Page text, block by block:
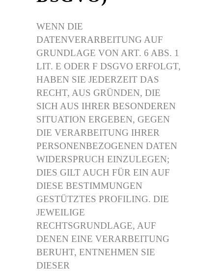
WENN DIE
DATENVERARBEITUNG AUF
GRUNDLAGE VON ART. 6 ABS. 1
LIT. E ODER F DSGVO ERFOLGT,
HABEN SIE JEDERZEIT DAS
RECHT, AUS GRÜNDEN, DIE
SICH AUS IHRER BESONDEREN
SITUATION ERGEBEN, GEGEN
DIE VERARBEITUNG IHRER
PERSONENBEZOGENEN DATEN
WIDERSPRUCH EINZULEGEN;
DIES GILT AUCH FÜR EIN AUF
DIESE BESTIMMUNGEN
GESTÜTZTES PROFILING. DIE
JEWEILIGE
RECHTSGRUNDLAGE, AUF
DENEN EINE VERARBEITUNG
BERUHT, ENTNEHMEN SIE
DIESER